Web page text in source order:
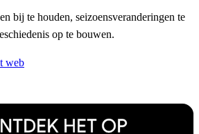
bij te houden, seizoensveranderingen te
op te bouwen.
web